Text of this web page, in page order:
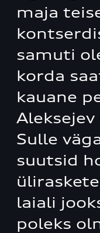
maja
samuti
korda
kauane
Sulle
suutsid
laiali
poleks